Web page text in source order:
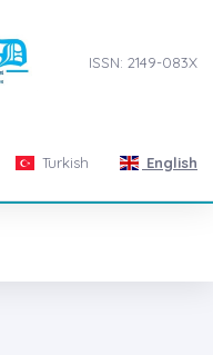
ISSN: 2149-083X
Turkish English